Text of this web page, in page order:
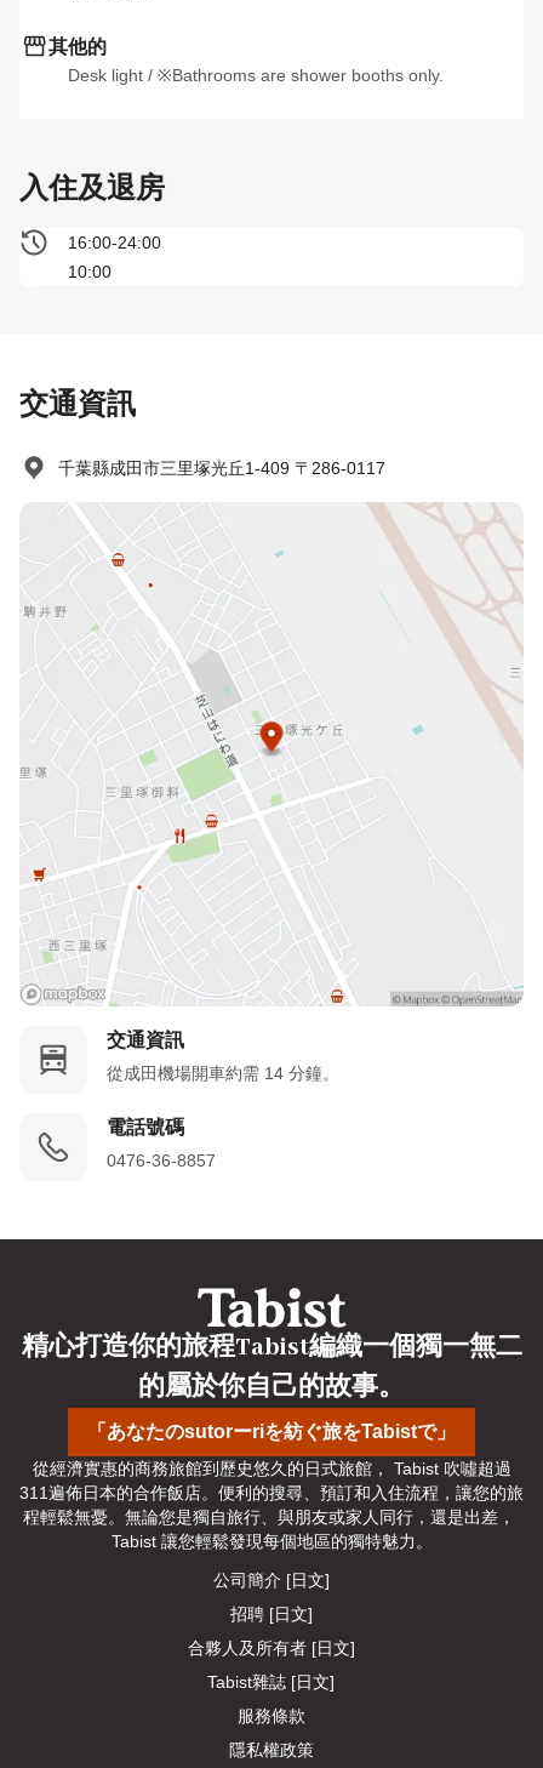
其他的
Desk light / ※Bathrooms are shower booths only.
入住及退房
16:00-24:00
10:00
交通資訊
千葉縣成田市三里塚光丘1-409 〒286-0117
交通資訊
從成田機場開車約需 14 分鐘。
電話號碼
0476-36-8857
「あなたのsutorーriを紡ぐ旅をTabistで」
精心打造你的旅程Tabist編織一個獨一無二
的屬於你自己的故事。
從經濟實惠的商務旅館到歷史悠久的日式旅館， Tabist 吹噓超過
311遍佈日本的合作飯店。便利的搜尋、預訂和入住流程，讓您的旅
程輕鬆無憂。無論您是獨自旅行、與朋友或家人同行，還是出差，
Tabist 讓您輕鬆發現每個地區的獨特魅力。
公司簡介 [日文]
招聘 [日文]
合夥人及所有者 [日文]
Tabist雜誌 [日文]
服務條款
隱私權政策